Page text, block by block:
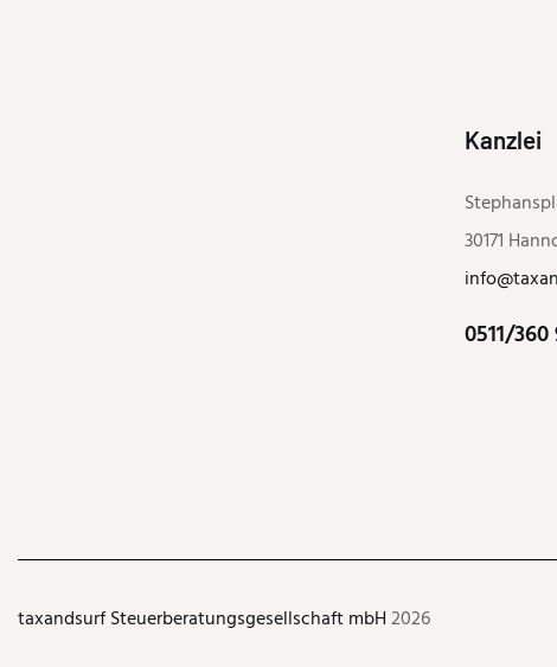
Kanzlei
30171
0511/
taxandsurf Steuerberatungsgesellschaft mbH2026